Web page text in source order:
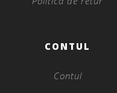
CONTUL
Contul